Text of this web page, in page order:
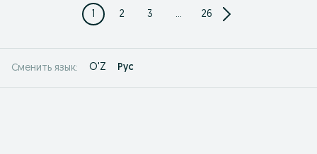
1 2 3 ... 26
Сменить язык: O'Z Рус